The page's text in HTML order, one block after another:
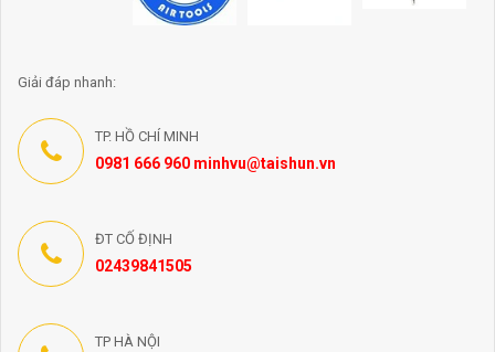
Giải đáp nhanh:
TP. HỒ CHÍ MINH
0981 666 960 minhvu@taishun.vn
ĐT CỐ ĐỊNH
02439841505
TP HÀ NỘI